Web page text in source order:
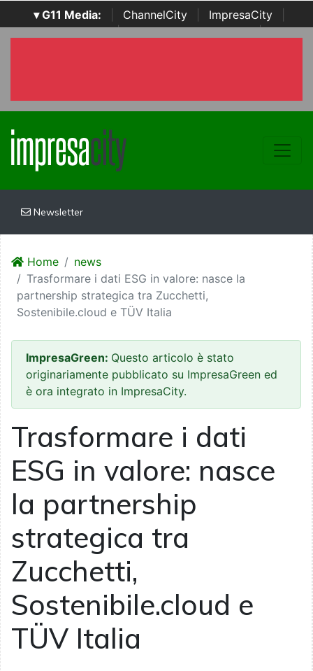
▾ G11 Media: ChannelCity ImpresaCity
SecurityOpenLab | Italian Channel Awards | Italian
Newsletter
Home
news
Trasformare i dati ESG in valore: nasce la
partnership strategica tra Zucchetti,
Sostenibile.cloud e TÜV Italia
ImpresaGreen: Questo articolo è stato
originariamente pubblicato su ImpresaGreen ed
è ora integrato in ImpresaCity.
Trasformare i dati
ESG in valore: nasce
la partnership
strategica tra
Zucchetti,
Sostenibile.cloud e
TÜV Italia